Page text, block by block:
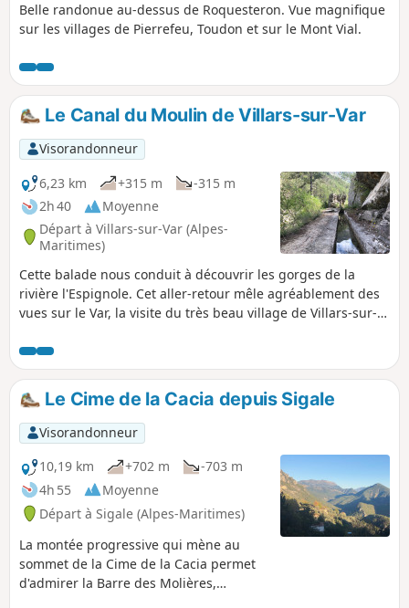
Belle randonue au-dessus de Roquesteron. Vue magnifique
sur les villages de Pierrefeu, Toudon et sur le Mont Vial.
Le Canal du Moulin de Villars-sur-Var
Visorandonneur
6,23 km
+315 m
-315 m
2h 40
Moyenne
Départ à Villars-sur-Var (Alpes-
Maritimes)
Cette balade nous conduit à découvrir les gorges de la
rivière l'Espignole. Cet aller-retour mêle agréablement des
vues sur le Var, la visite du très beau village de Villars-sur-
cartographié qui emprunte sans dénivelé le tracé du Canal
du Moulin amenant l'eau au village.
Le Cime de la Cacia depuis Sigale
Visorandonneur
10,19 km
+702 m
-703 m
4h 55
Moyenne
Départ à Sigale (Alpes-Maritimes)
La montée progressive qui mène au
sommet de la Cime de la Cacia permet
d'admirer la Barre des Molières,